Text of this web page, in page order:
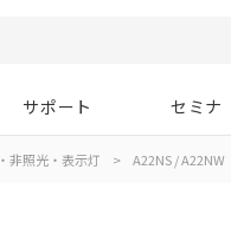
サポート セミナ
非照光・表示灯 > A22NS / A22NW